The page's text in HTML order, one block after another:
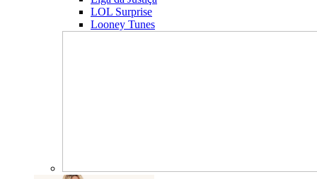
LOL Surprise
Looney Tunes